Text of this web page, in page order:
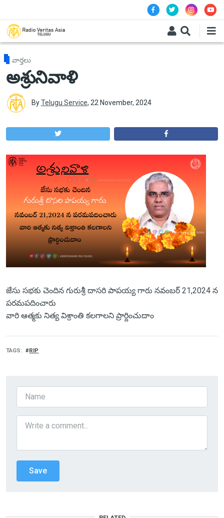
వార్తలు
అశ్రునివాళి
ByTelugu Service, 22 November, 2024
జేసు సభకు చెందిన గురుశ్రీ దాసరి పాపయ్య గారు నవంబర్ 21,2024 న
పరమపదించారు
వారి ఆత్మకు నిత్య విశ్రాంతి కలగాలని ప్రార్దించుదాం
TAGS RIP